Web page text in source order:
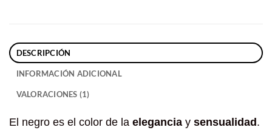
DESCRIPCIÓN
INFORMACIÓN ADICIONAL
VALORACIONES (1)
El negro es el color de la elegancia y sensualidad.